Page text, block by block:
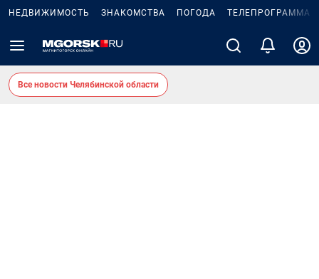
НЕДВИЖИМОСТЬ ЗНАКОМСТВА ПОГОДА ТЕЛЕПРОГРАММА
Все новости Челябинской области